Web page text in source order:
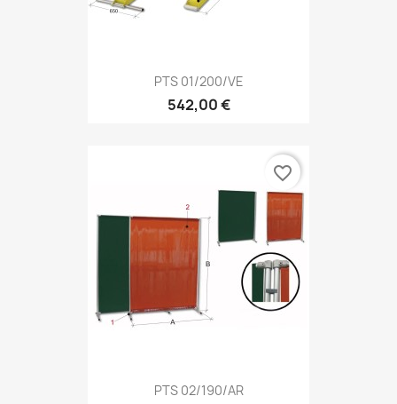
PTS 01/200/VE
542,00 €
PTS 02/190/AR
favorite_border